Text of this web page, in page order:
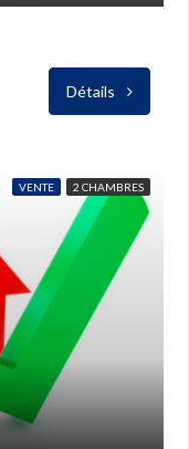
Détails
VENTE 2 CHAMBRES